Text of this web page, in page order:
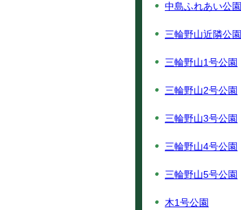
中島ふれあい公園
三輪野山近隣公園
三輪野山1号公園
三輪野山2号公園
三輪野山3号公園
三輪野山4号公園
三輪野山5号公園
木1号公園